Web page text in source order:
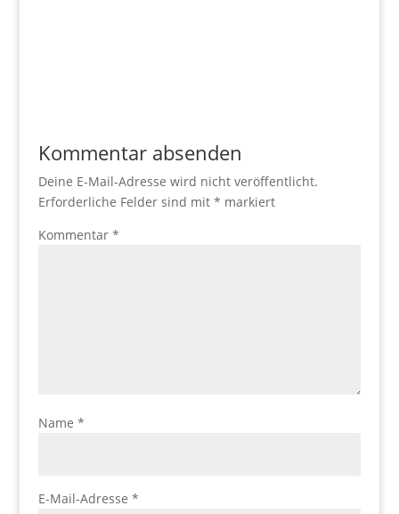
Kommentar absenden
Deine E-Mail-Adresse wird nicht veröffentlicht.
Erforderliche Felder sind mit * markiert
Kommentar *
Name *
E-Mail-Adresse *